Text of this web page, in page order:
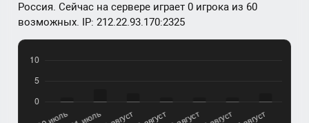
Россия. Сейчас на сервере играет 0 игрока из 60
возможных. IP: 212.22.93.170:2325